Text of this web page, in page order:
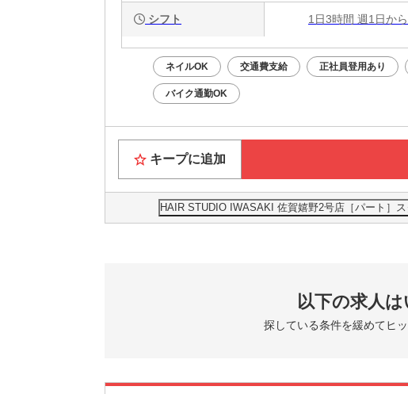
シフト 1日3時間 週1日か
ネイルOK 交通費支給 正社員登用あり
バイク通勤OK
キープに追加
HAIR STUDIO IWASAKI 佐賀嬉野2号店［パート］
以下の求人
探している条件を緩めてヒ